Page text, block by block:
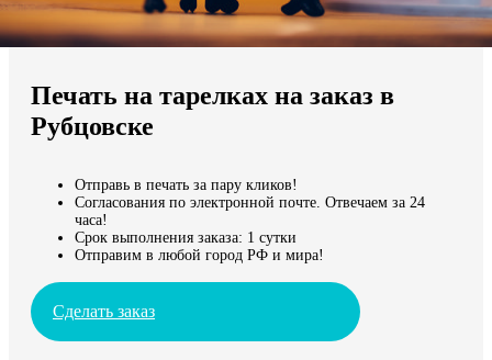
Мы доставляем по всему миру
Продолжить без города
Печать на тарелках на заказ в
Рубцовске
Отправь в печать за пару кликов!
Согласования по электронной почте. Отвечаем за 24
часа!
Срок выполнения заказа: 1 сутки
Отправим в любой город РФ и мира!
Сделать заказ